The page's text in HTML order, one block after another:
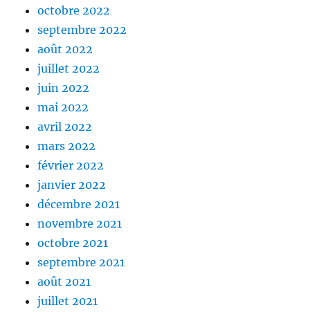
octobre 2022
septembre 2022
août 2022
juillet 2022
juin 2022
mai 2022
avril 2022
mars 2022
février 2022
janvier 2022
décembre 2021
novembre 2021
octobre 2021
septembre 2021
août 2021
juillet 2021